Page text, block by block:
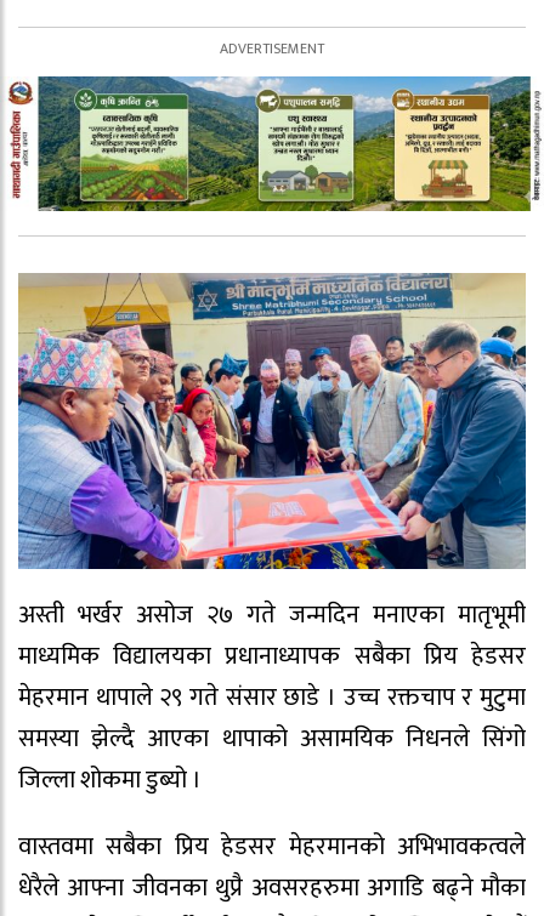
अस्ती भर्खर असोज २७ गते जन्मदिन मनाएका मातृभूमी
माध्यमिक विद्यालयका प्रधानाध्यापक सबैका प्रिय हेडसर
मेहरमान थापाले २९ गते संसार छाडे । उच्च रक्तचाप र मुटुमा
समस्या झेल्दै आएका थापाको असामयिक निधनले सिंगो
जिल्ला शोकमा डुब्यो ।
वास्तवमा सबैका प्रिय हेडसर मेहरमानको अभिभावकत्वले
धेरैले आफ्ना जीवनका थुप्रै अवसरहरुमा अगाडि बढ्ने मौका